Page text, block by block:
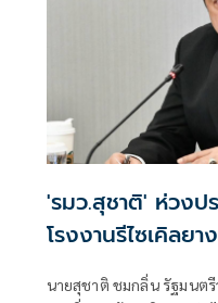
เด็กและเยาวชนในพื้นที่
เครื่อง สำหรับใช้ในการเ
เทคโนโลยีสารสนเทศ
'รมว.สุชาติ' ห่วงป
โรงงานรีไซเคิลย
คุณภาพอากาศเข้
นายสุชาติ ชมกลิ่น รัฐมนต